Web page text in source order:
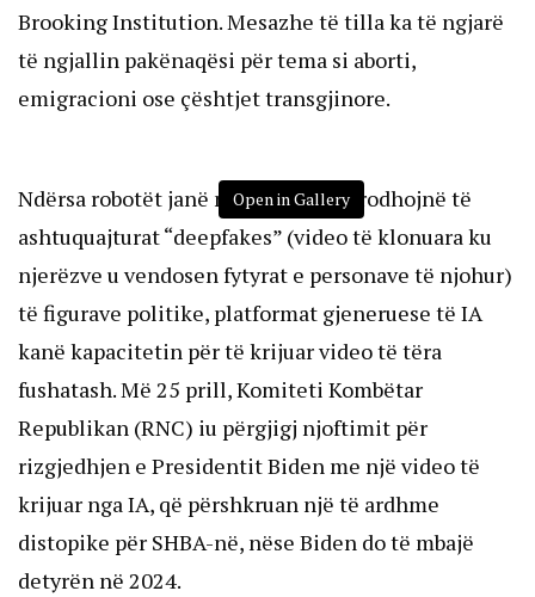
Brooking Institution. Mesazhe të tilla ka të ngjarë
të ngjallin pakënaqësi për tema si aborti,
emigracioni ose çështjet transgjinore.
Open in Gallery
Ndërsa robotët janë në gjendje të prodhojnë të
ashtuquajturat “deepfakes” (video të klonuara ku
njerëzve u vendosen fytyrat e personave të njohur)
të figurave politike, platformat gjeneruese të IA
kanë kapacitetin për të krijuar video të tëra
fushatash. Më 25 prill, Komiteti Kombëtar
Republikan (RNC) iu përgjigj njoftimit për
rizgjedhjen e Presidentit Biden me një video të
krijuar nga IA, që përshkruan një të ardhme
distopike për SHBA-në, nëse Biden do të mbajë
detyrën në 2024.